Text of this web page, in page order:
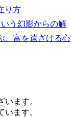
り方
いう幻影からの解
、富を遠ざける心
います。
います。